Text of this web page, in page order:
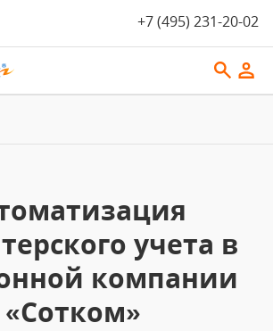
+7 (495) 231-20-02
учета в
компании
«Сотком»